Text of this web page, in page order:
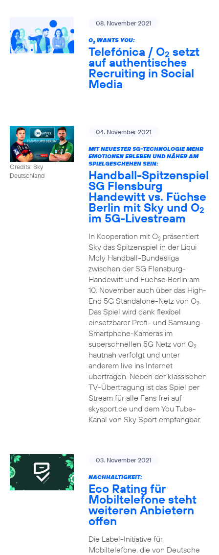
08. November 2021
O2WANTS YOU:
Telefónica / O2 setzt
auf authentisches
Recruiting in Social
Media
Credits: Sky
Deutschland
04. November 2021
MIT NEUESTER 5G-TECHNOLOGIE MEHR
EMOTIONEN ERLEBEN UND NÄHER AM
SPIELGESCHEHEN SEIN:
Handball-Spitzenspiel
SG Flensburg
Handewitt vs. Füchse
Berlin mit Sky und O2
im 5G-Livestream
In Kooperation mit O2präsentiert
Sky das Spitzenspiel in der Liqui
Moly Handball-Bundesliga
zwischen der SG Flensburg-
Handewitt und Füchse Berlin am
10. November auch über das High-
End 5G Standalone-Netz von O2.
Das Spiel wird dank flexibel
einsetzbarer Profi- und Samsung-
Smartphone-Kameras im
superschnellen 5G Netz von O2
hautnah verfolgt und unter
anderem live ins Internet
übertragen. Neben der klassischen
TV-Übertragung ist das Spiel per
Stream für alle Fans frei auf
skysport.de und dem You Tube-
Kanal von Sky Sport empfangbar.
03. November 2021
NACHHALTIGKEIT:
Eco Rating für
Mobiltelefone steht
weiteren Anbietern
offen
Die Label-Initiative für
Mobiltelefone, die von Deutsche